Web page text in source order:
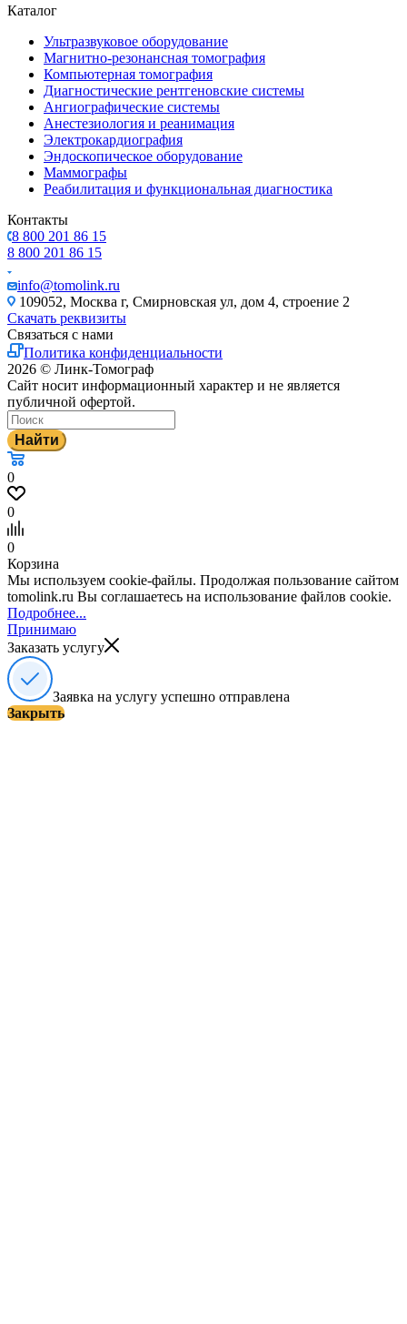
Каталог
Ультразвуковое оборудование
Магнитно-резонансная томография
Компьютерная томография
Диагностические рентгеновские системы
Ангиографические системы
Анестезиология и реанимация
Электрокардиография
Эндоскопическое оборудование
Маммографы
Реабилитация и функциональная диагностика
Контакты
8 800 201 86 15
8 800 201 86 15
info@tomolink.ru
109052, Москва г, Смирновская ул, дом 4, строение 2
Скачать реквизиты
Связаться с нами
Политика конфиденциальности
2026 © Линк-Томограф
Сайт носит информационный характер и не является
публичной офертой.
Найти
0
0
0
Корзина
Мы используем cookie-файлы. Продолжая пользование сайтом
tomolink.ru Вы соглашаетесь на использование файлов cookie.
Подробнее...
Принимаю
Заказать услугу
Заявка на услугу успешно отправлена
Закрыть